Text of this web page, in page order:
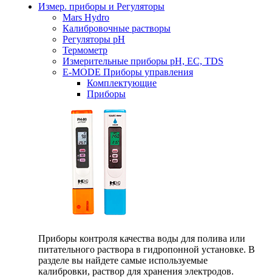
Измер. приборы и Регуляторы
Mars Hydro
Калибровочные растворы
Регуляторы рН
Термометр
Измерительные приборы pH, EC, TDS
E-MODE Приборы управления
Комплектующие
Приборы
Приборы контроля качества воды для полива или
питательного раствора в гидропонной установке. В
разделе вы найдете самые используемые
калибровки, раствор для хранения электродов.